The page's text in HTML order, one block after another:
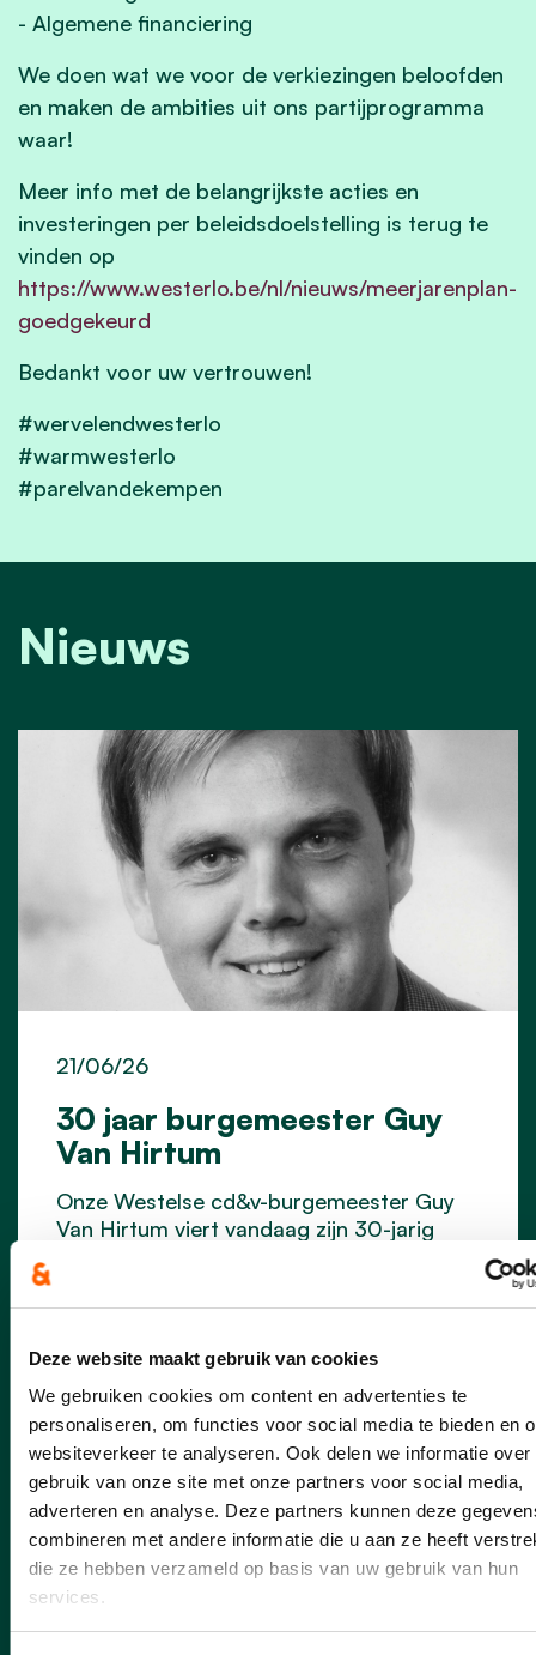
Deze website maakt gebruik van cookies
We gebruiken cookies om content en advertenties te
personaliseren, om functies voor social media te bieden en
websiteverkeer te analyseren. Ook delen we informatie over
gebruik van onze site met onze partners voor social media,
adverteren en analyse. Deze partners kunnen deze
combineren met andere informatie die u aan ze heeft
die ze hebben verzameld op basis van uw gebruik van hun
services.
- Algemene financiering
We doen wat we voor de verkiezingen beloofden
en maken de ambities uit ons partijprogramma
waar!
Meer info met de belangrijkste acties en
investeringen per beleidsdoelstelling is terug te
vinden op
https://www.westerlo.be/nl/nieuws/meerjarenplan-
goedgekeurd
Bedankt voor uw vertrouwen!
#wervelendwesterlo
#warmwesterlo
#parelvandekempen
Nieuws
30 jaar burgemeester Guy
Van Hirtum
21/06/26
Onze Westelse cd&v-burgemeester Guy
Van Hirtum viert vandaag zijn 30-jarig
GUY VAN HIRTUM